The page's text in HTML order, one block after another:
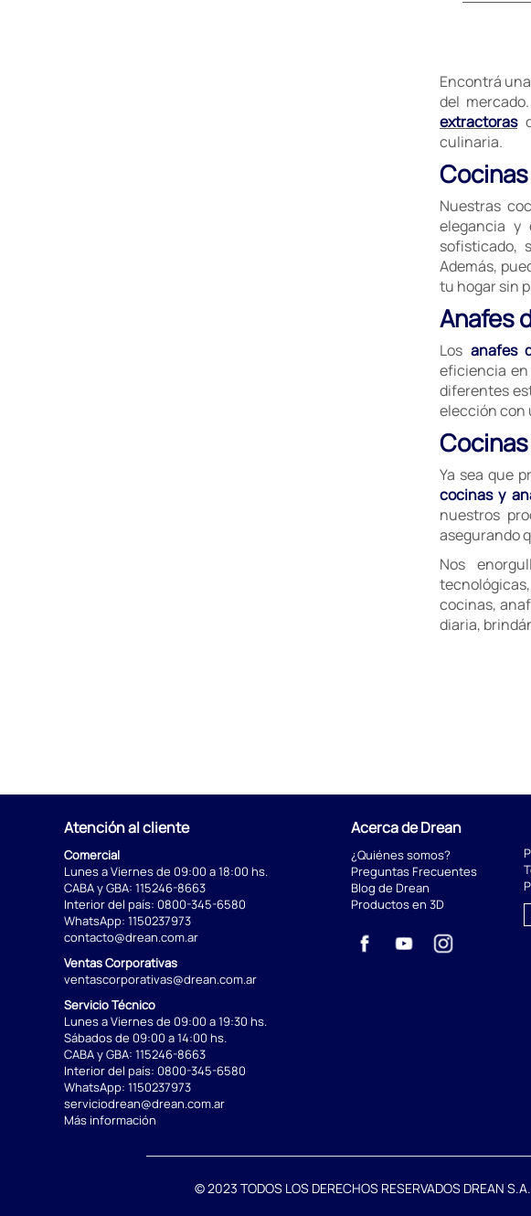
Encontrá
del
extractoras
culinaria.
Nuestras
elegancia y
sofisticado,
Además,
tu hogar sin
Anafes
Los anafes
eficiencia en
diferentes
elección con
Ya sea que
cocinas y
nuestros
asegurando
Nos
cocinas,
diaria,
Atención al cliente
Comercial
Lunes a Viernes de 09:00 a 18:00 hs.
CABA y GBA: 115246-8663
Interior del país: 0800-345-6580
WhatsApp: 1150237973
contacto@drean.com.ar
Ventas Corporativas
ventascorporativas@drean.com.ar
Servicio Técnico
Lunes a Viernes de 09:00 a 19:30 hs.
Sábados de 09:00 a 14:00 hs.
CABA y GBA: 115246-8663
Interior del país: 0800-345-6580
WhatsApp: 1150237973
serviciodrean@drean.com.ar
Más información
Acerca de Drean
¿Quiénes somos?
Preguntas Frecuentes
Blog de Drean
Productos en 3D
© 2023 TODOS LOS DERECHOS RESERVADOS DREAN